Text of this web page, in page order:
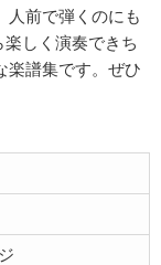
人前で弾くのにも
しく演奏できち
楽譜集です。ぜひ